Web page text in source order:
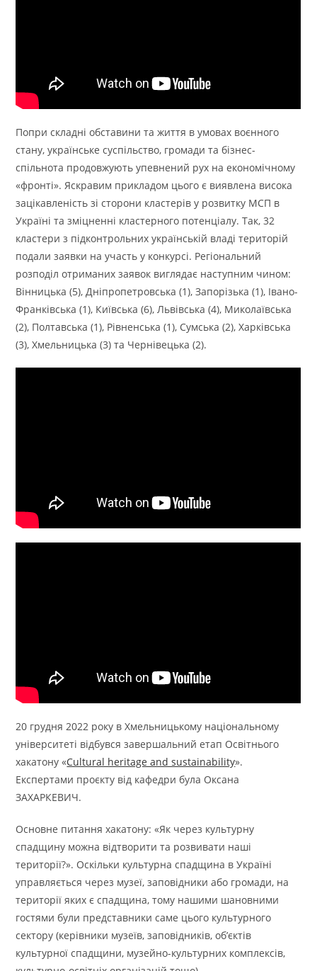
Попри складні обставини та життя в умовах воєнного
стану, українське суспільство, громади та бізнес-
спільнота продовжують упевнений рух на економічному
«фронті». Яскравим прикладом цього є виявлена висока
зацікавленість зі сторони кластерів у розвитку МСП в
Україні та зміцненні кластерного потенціалу. Так, 32
кластери з підконтрольних українській владі територій
подали заявки на участь у конкурсі. Регіональний
розподіл отриманих заявок виглядає наступним чином:
Вінницька (5), Дніпропетровська (1), Запорізька (1), Івано-
Франківська (1), Київська (6), Львівська (4), Миколаївська
(2), Полтавська (1), Рівненська (1), Сумська (2), Харківська
(3), Хмельницька (3) та Чернівецька (2).
20 грудня 2022 року в Хмельницькому національному
університеті відбувся завершальний етап Освітнього
хакатону «Cultural heritage and sustainability».
Експертами проєкту від кафедри була Оксана
ЗАХАРКЕВИЧ.
Основне питання хакатону: «Як через культурну
спадщину можна відтворити та розвивати наші
території?». Оскільки культурна спадщина в Україні
управляється через музеї, заповідники або громади, на
території яких є спадщина, тому нашими шановними
гостями були представники саме цього культурного
сектору (керівники музеїв, заповідників, об’єктів
культурної спадщини, музейно-культурних комплексів,